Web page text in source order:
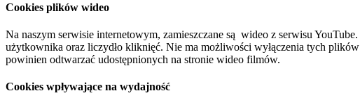
Cookies plików wideo
Na naszym serwisie internetowym, zamieszczane są wideo z serwisu
użytkownika oraz liczydło kliknięć. Nie ma możliwości wyłączenia tych
powinien odtwarzać udostępnionych na stronie wideo filmów.
Cookies wpływające na wydajność